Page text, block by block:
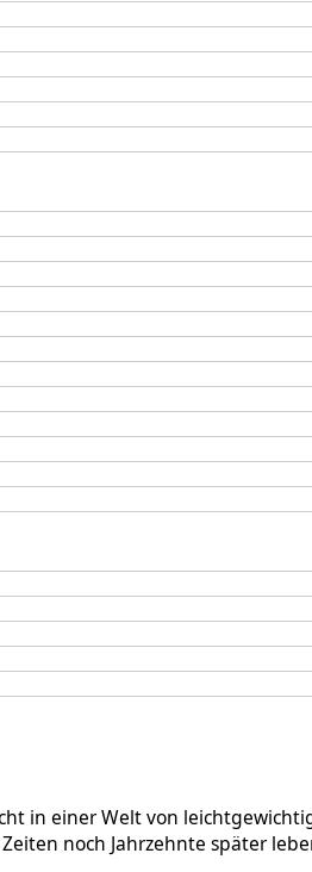
in einer Welt von
noch Jahrzehnte später